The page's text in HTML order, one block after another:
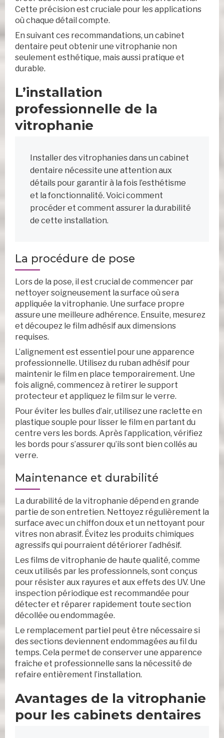
Cette précision est cruciale pour les applications
où chaque détail compte.
En suivant ces recommandations, un cabinet
dentaire peut obtenir une vitrophanie non
seulement esthétique, mais aussi pratique et
durable.
L’installation
professionnelle de la
vitrophanie
Installer des vitrophanies dans un cabinet
dentaire nécessite une attention aux
détails pour garantir à la fois l’esthétisme
et la fonctionnalité. Voici comment
procéder et comment assurer la durabilité
de cette installation.
La procédure de pose
Lors de la pose, il est crucial de commencer par
nettoyer soigneusement la surface où sera
appliquée la vitrophanie. Une surface propre
assure une meilleure adhérence. Ensuite, mesurez
et découpez le film adhésif aux dimensions
requises.
L’alignement est essentiel pour une apparence
professionnelle. Utilisez du ruban adhésif pour
maintenir le film en place temporairement. Une
fois aligné, commencez à retirer le support
protecteur et appliquez le film sur le verre.
Pour éviter les bulles d’air, utilisez une raclette en
plastique souple pour lisser le film en partant du
centre vers les bords. Après l’application, vérifiez
les bords pour s’assurer qu’ils sont bien collés au
verre.
Maintenance et durabilité
La durabilité de la vitrophanie dépend en grande
partie de son entretien. Nettoyez régulièrement la
surface avec un chiffon doux et un nettoyant pour
vitres non abrasif. Évitez les produits chimiques
agressifs qui pourraient détériorer l’adhésif.
Les films de vitrophanie de haute qualité, comme
ceux utilisés par les professionnels, sont conçus
pour résister aux rayures et aux effets des UV. Une
inspection périodique est recommandée pour
détecter et réparer rapidement toute section
décollée ou endommagée.
Le remplacement partiel peut être nécessaire si
des sections deviennent endommagées au fil du
temps. Cela permet de conserver une apparence
fraîche et professionnelle sans la nécessité de
refaire entièrement l’installation.
Avantages de la vitrophanie
pour les cabinets dentaires